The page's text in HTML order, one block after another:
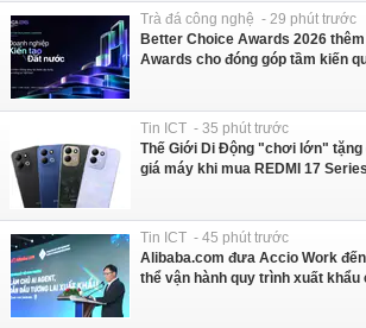
Trà đá công nghệ - 29 phút trước
Better Choice Awards 2026
Awards cho đóng góp tầm kiến
Tin ICT - 35 phút trước
Thế Giới Di Động "chơi lớn"
giá máy khi mua REDMI 17 Series
Tin ICT - 45 phút trước
Alibaba.com đưa Accio Work
thể vận hành quy trình xuất